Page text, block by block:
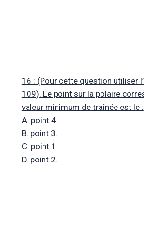
16 : (Pour cette question utiliser
109). Le point sur la polaire
valeur minimum de traînée est le :
A. point 4.
B. point 3.
C. point 1.
D. point 2.